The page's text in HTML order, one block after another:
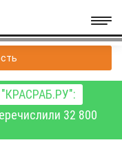
32 800